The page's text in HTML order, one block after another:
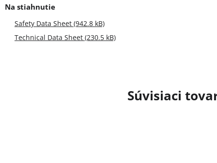
Súvisiaci
Safety Data Sheet (942.8 kB)
Technical Data Sheet (230.5 kB)